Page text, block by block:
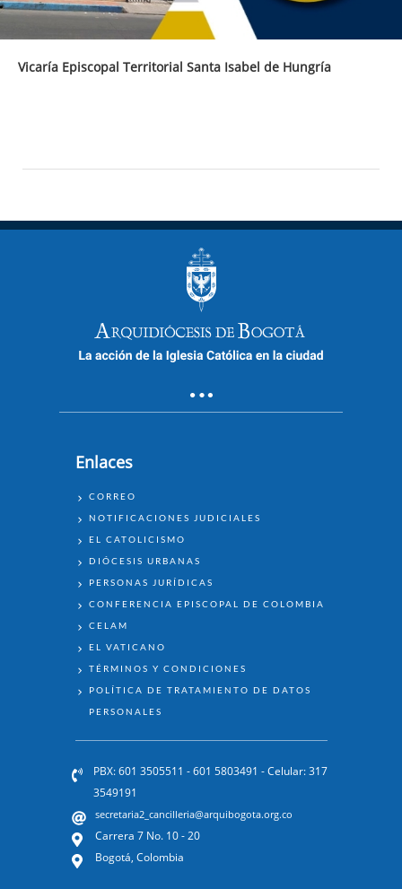
Vicaría Episcopal Territorial Santa Isabel de Hungría
Enlaces
ENLACES
CORREO
NOTIFICACIONES JUDICIALES
EL CATOLICISMO
DIÓCESIS URBANAS
PERSONAS JURÍDICAS
CONFERENCIA EPISCOPAL DE COLOMBIA
CELAM
EL VATICANO
TÉRMINOS Y CONDICIONES
POLÍTICA DE TRATAMIENTO DE DATOS
PERSONALES
PBX: 601 3505511 - 601 5803491 - Celular: 317
3549191
secretaria2_cancilleria@arquibogota.org.co
Carrera 7 No. 10 - 20
Bogotá, Colombia